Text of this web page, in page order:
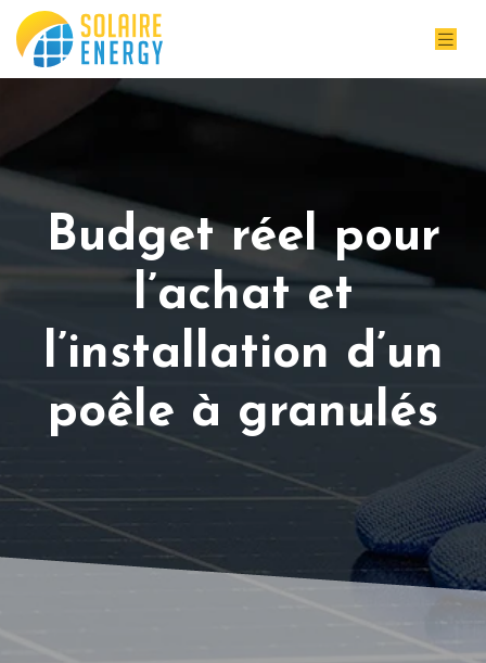
Budget réel pour
l’achat et
l’installation d’un
poêle à granulés